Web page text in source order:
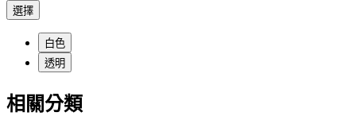
選擇
白色
透明
相關分類